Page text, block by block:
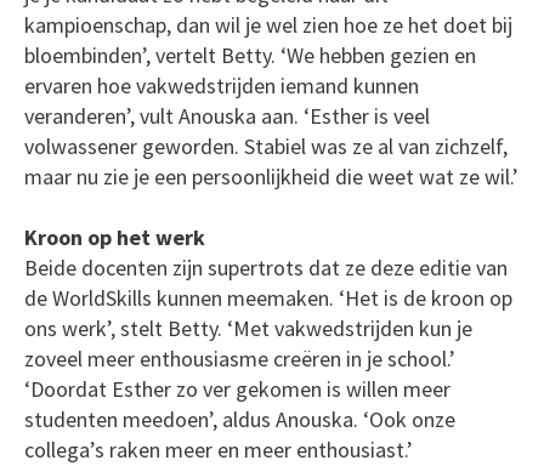
kampioenschap, dan wil je wel zien hoe ze het doet bij
bloembinden’, vertelt Betty. ‘We hebben gezien en
ervaren hoe vakwedstrijden iemand kunnen
veranderen’, vult Anouska aan. ‘Esther is veel
volwassener geworden. Stabiel was ze al van zichzelf,
maar nu zie je een persoonlijkheid die weet wat ze wil.’
Kroon op het werk
Beide docenten zijn supertrots dat ze deze editie van
de WorldSkills kunnen meemaken. ‘Het is de kroon op
ons werk’, stelt Betty. ‘Met vakwedstrijden kun je
zoveel meer enthousiasme creëren in je school.’
‘Doordat Esther zo ver gekomen is willen meer
studenten meedoen’, aldus Anouska. ‘Ook onze
collega’s raken meer en meer enthousiast.’